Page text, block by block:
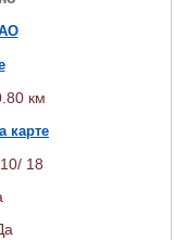
км
карте
18